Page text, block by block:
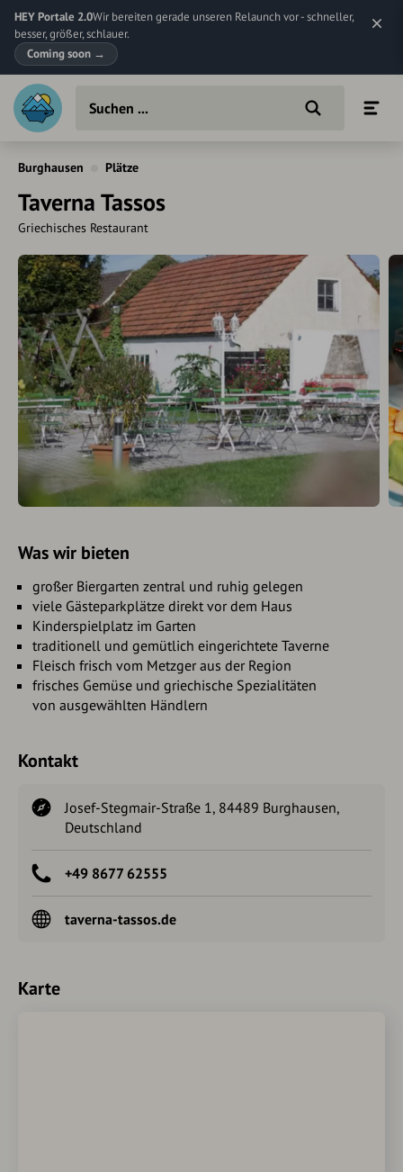
HEY Portale 2.0Wir bereiten gerade unseren Relaunch vor - schneller,
besser, größer, schlauer.
Coming soon →
Burghausen Plätze
Taverna Tassos
Griechisches Restaurant
Was wir bieten
großer Biergarten zentral und ruhig gelegen
viele Gästeparkplätze direkt vor dem Haus
Kinderspielplatz im Garten
traditionell und gemütlich eingerichtete Taverne
Fleisch frisch vom Metzger aus der Region
frisches Gemüse und griechische Spezialitäten
von ausgewählten Händlern
Kontakt
Josef-Stegmair-Straße 1, 84489 Burghausen,
Deutschland
+49 8677 62555
taverna-tassos.de
Karte